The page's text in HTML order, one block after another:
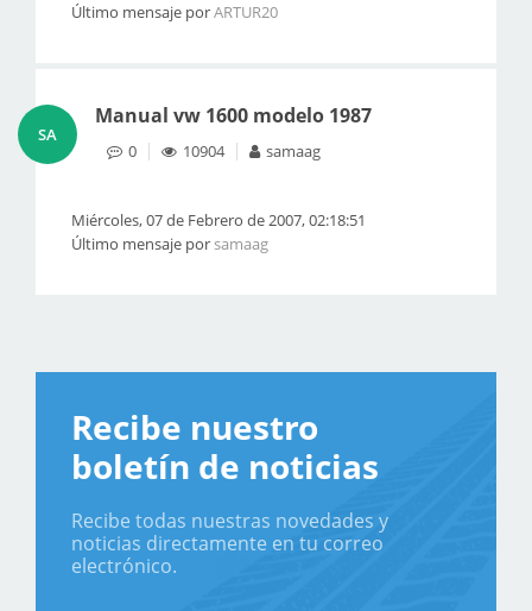
Último mensaje porARTUR20
SA
Manual vw 1600 modelo 1987
0 10904 samaag
Miércoles, 07 de Febrero de 2007, 02:18:51
Último mensaje porsamaag
Recibe nuestro
boletín de noticias
Recibe todas nuestras novedades y
noticias directamente en tu correo
electrónico.